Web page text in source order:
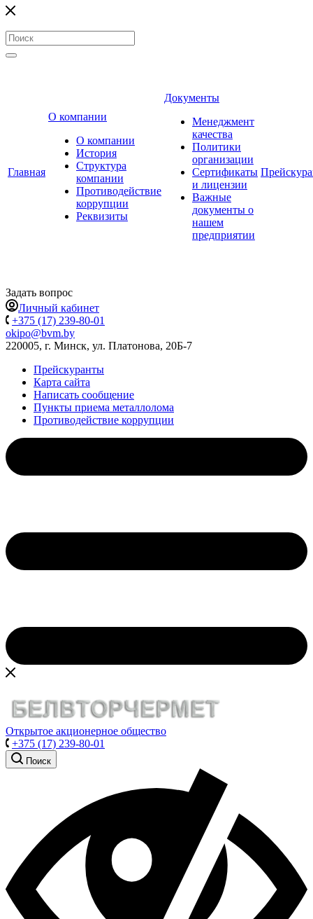
Главная
О компании
О компании
История
Структура
компании
Противодействие
коррупции
Реквизиты
Документы
Менеджмент
качества
Политики
организации
Сертификаты
и лицензии
Важные
документы о
нашем
предприятии
Задать вопрос
Личный кабинет
+375 (17) 239-80-01
okipo@bvm.by
220005, г. Минск, ул. Платонова, 20Б-7
Прейскуранты
Карта сайта
Написать сообщение
Пункты приема металлолома
Противодействие коррупции
Открытое акционерное общество
+375 (17) 239-80-01
Поиск